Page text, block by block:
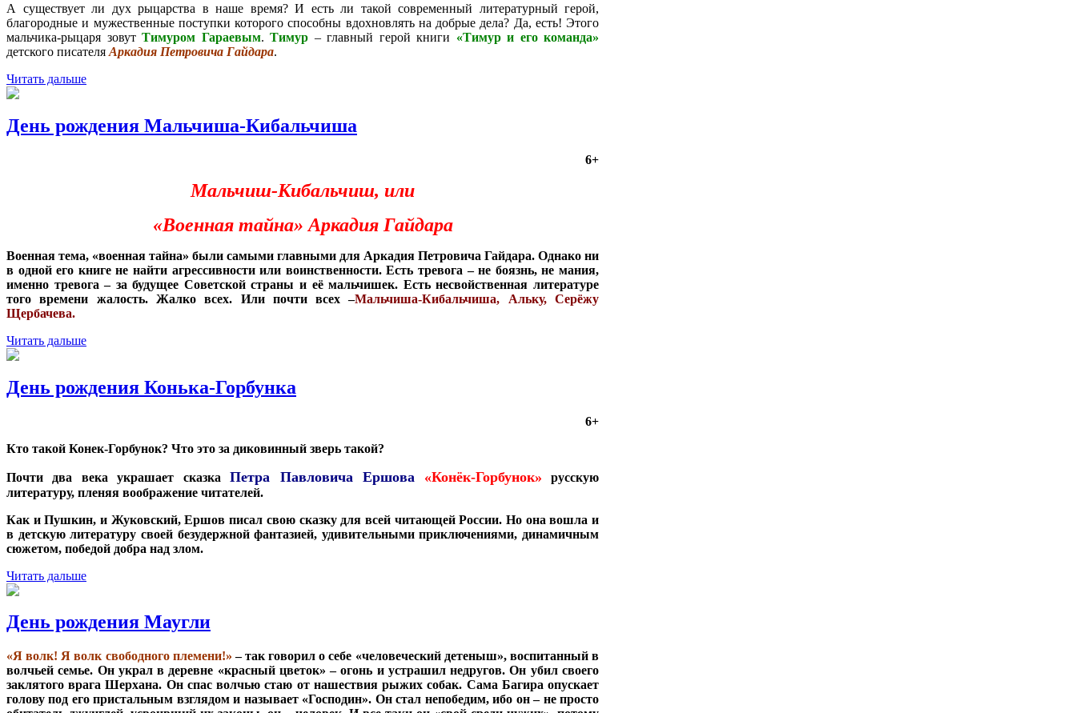
А существует ли дух рыцарства в наше время? И есть ли такой современный литературный герой,
благородные и мужественные поступки которого способны вдохновлять на добрые дела? Да, есть! Этого
мальчика-рыцаря зовут Тимуром Гараевым. Тимур – главный герой книги «Тимур и его команда»
детского писателя Аркадия Петровича Гайдара.
Читать дальше
День рождения Мальчиша-Кибальчиша
6+
Мальчиш-Кибальчиш, или
«Военная тайна» Аркадия Гайдара
Военная тема, «военная тайна» были самыми главными для Аркадия Петровича Гайдара. Однако ни
в одной его книге не найти агрессивности или воинственности. Есть тревога – не боязнь, не мания,
именно тревога – за будущее Советской страны и её мальчишек. Есть несвойственная литературе
того времени жалость. Жалко всех. Или почти всех –Мальчиша-Кибальчиша, Альку, Серёжу
Щербачева.
Читать дальше
День рождения Конька-Горбунка
6+
Кто такой Конек-Горбунок? Что это за диковинный зверь такой?
Почти два века украшает сказкаПетра Павловича Ершова «Конёк-Горбунок» русскую
литературу, пленяя воображение читателей.
Как и Пушкин, и Жуковский, Ершов писал свою сказку для всей читающей России. Но она вошла и
в детскую литературу своей безудержной фантазией, удивительными приключениями, динамичным
сюжетом, победой добра над злом.
Читать дальше
День рождения Маугли
«Я волк! Я волк свободного племени!» – так говорил о себе «человеческий детеныш», воспитанный в
волчьей семье. Он украл в деревне «красный цветок» – огонь и устрашил недругов. Он убил своего
заклятого врага Шерхана. Он спас волчью стаю от нашествия рыжих собак. Сама Багира опускает
голову под его пристальным взглядом и называет «Господин». Он стал непобедим, ибо он – не просто